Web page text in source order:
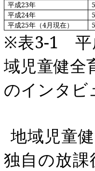
平成23年
平成24年
平成25年（4月現在）
※表3‐1 平
域児童健全
のインタビ
地域児童
独自の放